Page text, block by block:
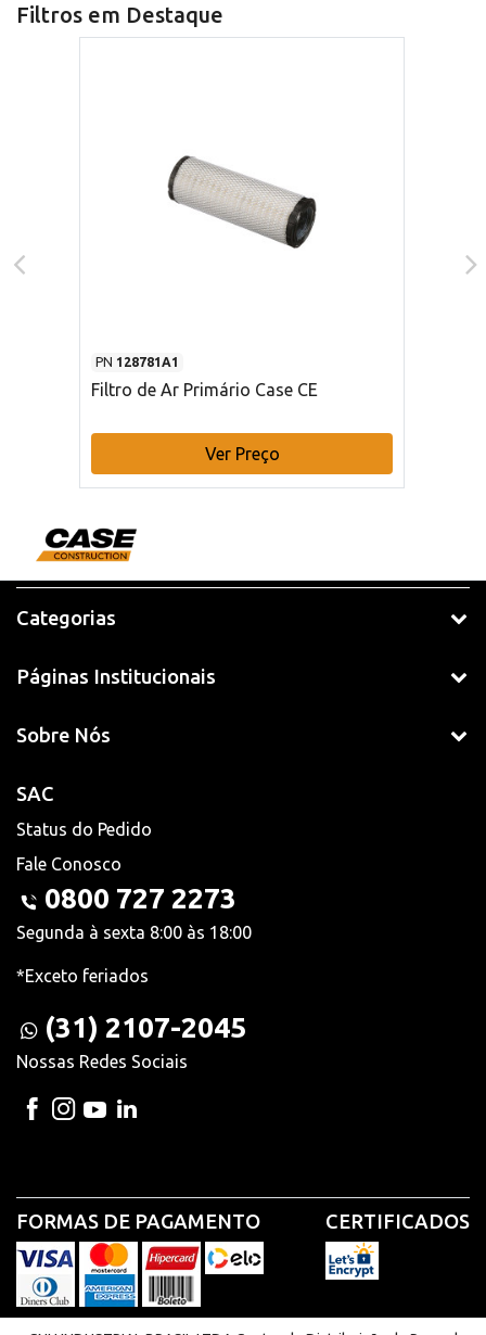
Filtros em Destaque
PN 128781A1
Filtro de Ar Primário Case CE
Ver Preço
Categorias
Páginas Institucionais
Sobre Nós
SAC
Status do Pedido
Fale Conosco
0800 727 2273
Segunda à sexta 8:00 às 18:00
*Exceto feriados
(31) 2107-2045
Nossas Redes Sociais
FORMAS DE PAGAMENTO CERTIFICADOS